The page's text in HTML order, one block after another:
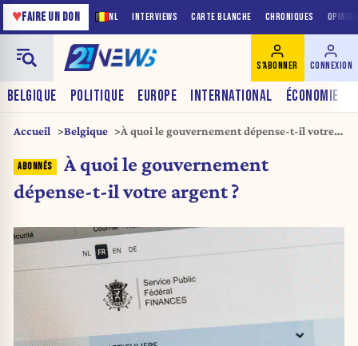
NL INTERVIEWS CARTE BLANCHE CHRONIQUES
♥FAIRE UN DON
BELGIQUE POLITIQUE EUROPE INTERNATIONAL ÉCONOMIE
S'ABONNER CONNEXION
Accueil Belgique
À quoi le gouvernement dépense-t-il votre
À quoi le gouvernement
dépense-t-il votre argent ?